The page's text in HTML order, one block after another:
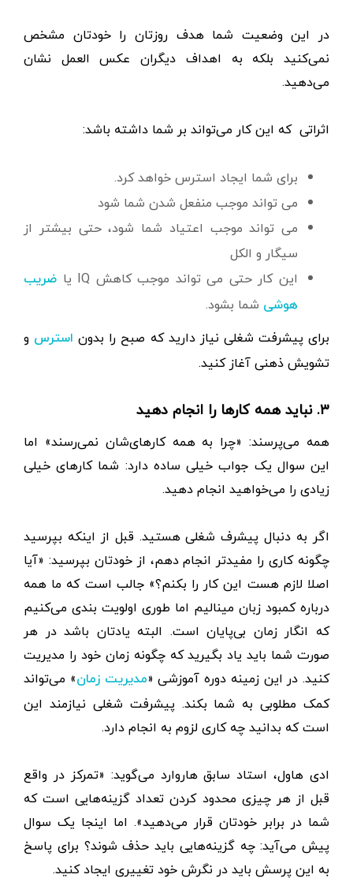
در این وضعیت شما هدف روزتان را خودتان مشخص
نمی‌کنید بلکه به اهداف دیگران عکس العمل نشان
می‌دهید.
اثراتی که این کار می‌تواند بر شما داشته باشد:
برای شما ایجاد استرس خواهد کرد.
می تواند موجب منفعل شدن شما شود
می تواند موجب اعتیاد شما شود، حتی بیشتر از
سیگار و الکل
این کار حتی می تواند موجب کاهش IQ یا
ضریب
هوشی شما بشود.
برای پیشرفت شغلی نیاز دارید که صبح را بدون استرس و
تشویش ذهنی آغاز کنید.
۳. نباید همه کارها را انجام دهید
همه می‌پرسند: «چرا به همه کارهای‌شان نمی‌رسند» اما
این سوال یک جواب خیلی ساده دارد: شما کارهای خیلی
زیادی را می‌خواهید انجام دهید.
اگر به دنبال پیشرف شغلی هستید. قبل از اینکه بپرسید
چگونه کاری را مفیدتر انجام دهم، از خودتان بپرسید: «آیا
اصلا لازم هست این کار را بکنم؟» جالب است که ما همه
درباره کمبود زبان مینالیم اما طوری اولویت بندی می‌کنیم
که انگار زمان بی‌پایان است. البته یادتان باشد در هر
صورت شما باید یاد بگیرید که چگونه زمان خود را مدیریت
کنید. در این زمینه دوره آموزشی «مدیریت زمان» می‌تواند
کمک مطلوبی به شما بکند. پیشرفت شغلی نیازمند این
است که بدانید چه کاری لزوم به انجام دارد.
ادی هاول، استاد سابق هاروارد می‌گوید: «تمرکز در واقع
قبل از هر چیزی محدود کردن تعداد گزینه‌هایی است که
شما در برابر خودتان قرار می‌دهید». اما اینجا یک سوال
پیش‌ می‌آید: چه گزینه‌هایی باید حذف شوند؟ برای پاسخ
به این پرسش باید در نگرش خود تغییری ایجاد کنید.